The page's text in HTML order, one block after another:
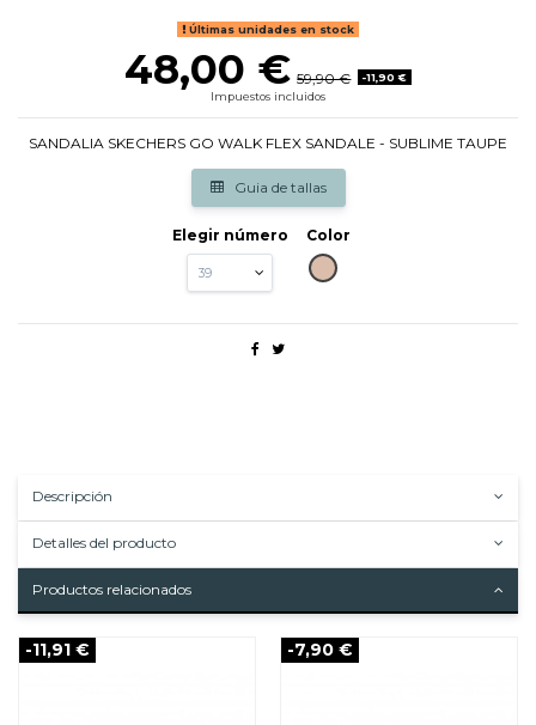
Últimas unidades en stock
48,00 € 59,90 €
-11,90 €
Impuestos incluidos
SANDALIA SKECHERS GO WALK FLEX SANDALE - SUBLIME TAUPE
Guia de tallas
Elegir número
Color
TAUPE
Descripción
Detalles del producto
Productos relacionados
-11,91 € -7,90 €